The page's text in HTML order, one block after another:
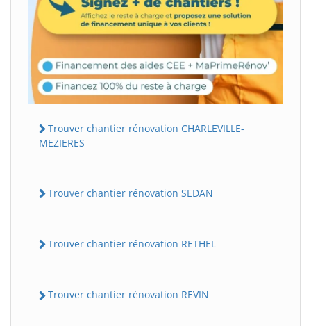
Trouver chantier rénovation CHARLEVILLE-
MEZIERES
Trouver chantier rénovation SEDAN
Trouver chantier rénovation RETHEL
Trouver chantier rénovation REVIN